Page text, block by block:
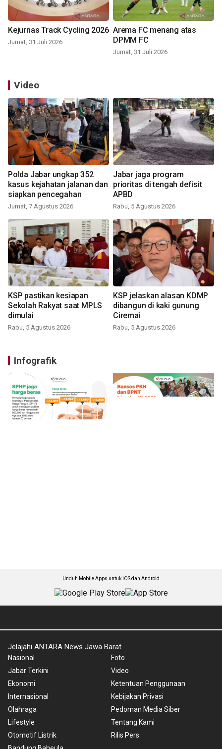
Kejurnas Track Cycling 2026
Jumat, 31 Juli 2026
Arema FC menang atas
DPMM FC
Jumat, 31 Juli 2026
Video
Polda Jabar ungkap 352
kasus kejahatan jalanan dan
siapkan pencegahan
Jumat, 7 Agustus 2026
Jabar jaga program
prioritas di tengah defisit
APBD
Rabu, 5 Agustus 2026
KSP pastikan kesiapan
Sekolah Rakyat saat MPLS
dimulai
Rabu, 5 Agustus 2026
KSP jelaskan alasan KDMP
dibangun di kaki gunung
Ciremai
Rabu, 5 Agustus 2026
Infografik
Unduh Mobile Apps untuk iOS dan Android
Jelajahi ANTARA News Jawa Barat
Nasional
Jabar Terkini
Ekonomi
Internasional
Olahraga
Lifestyle
Otomotif Listrik
Foto
Video
Ketentuan Penggunaan
Kebijakan Privasi
Pedoman Media Siber
Tentang Kami
Rilis Pers